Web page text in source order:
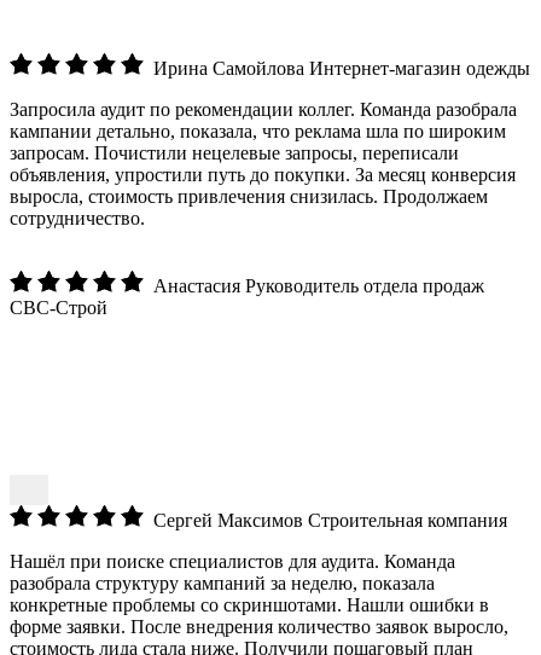
Запросила аудит по рекомендации коллег. Команда разобрала
кампании детально, показала, что реклама шла по широким
запросам. Почистили нецелевые запросы, переписали
объявления, упростили путь до покупки. За месяц конверсия
выросла, стоимость привлечения снизилась. Продолжаем
сотрудничество.
СВС-Строй
Нашёл при поиске специалистов для аудита. Команда
разобрала структуру кампаний за неделю, показала
конкретные проблемы со скриншотами. Нашли ошибки в
форме заявки. После внедрения количество заявок выросло,
стоимость лида стала ниже. Получили пошаговый план
действий.